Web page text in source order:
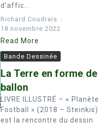
d’affic...
Richard Coudrais
18 novembre 2022
Read More
Bande Dessinée
La Terre en forme de
ballon
LIVRE ILLUSTRÉ – « Planète
Football » (2018 – Steinkis)
est la rencontre du dessin